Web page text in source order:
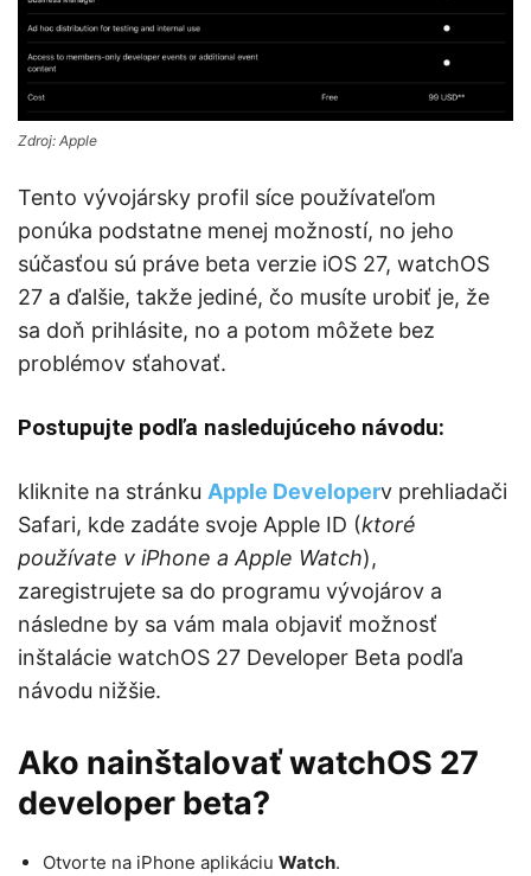
Zdroj: Apple
Tento vývojársky profil síce používateľom
ponúka podstatne menej možností, no jeho
súčasťou sú práve beta verzie iOS 27, watchOS
27 a ďalšie, takže jediné, čo musíte urobiť je, že
sa doň prihlásite, no a potom môžete bez
problémov sťahovať.
Postupujte podľa nasledujúceho návodu:
kliknite na stránku Apple Developerv prehliadači
Safari, kde zadáte svoje Apple ID (ktoré
používate v iPhone a Apple Watch),
zaregistrujete sa do programu vývojárov a
následne by sa vám mala objaviť možnosť
inštalácie watchOS 27 Developer Beta podľa
návodu nižšie.
Ako nainštalovať watchOS 27
developer beta?
Otvorte na iPhone aplikáciu Watch.